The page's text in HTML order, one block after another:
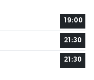
19:00
21:30
21:30